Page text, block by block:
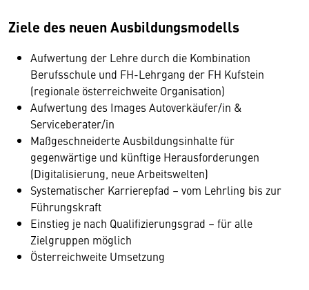
Ziele des neuen Ausbildungsmodells
Aufwertung der Lehre durch die Kombination
Berufsschule und FH-Lehrgang der FH Kufstein
(regionale österreichweite Organisation)
Aufwertung des Images Autoverkäufer/in &
Serviceberater/in
Maßgeschneiderte Ausbildungsinhalte für
gegenwärtige und künftige Herausforderungen
(Digitalisierung, neue Arbeitswelten)
Systematischer Karrierepfad – vom Lehrling bis zur
Führungskraft
Einstieg je nach Qualifizierungsgrad – für alle
Zielgruppen möglich
Österreichweite Umsetzung